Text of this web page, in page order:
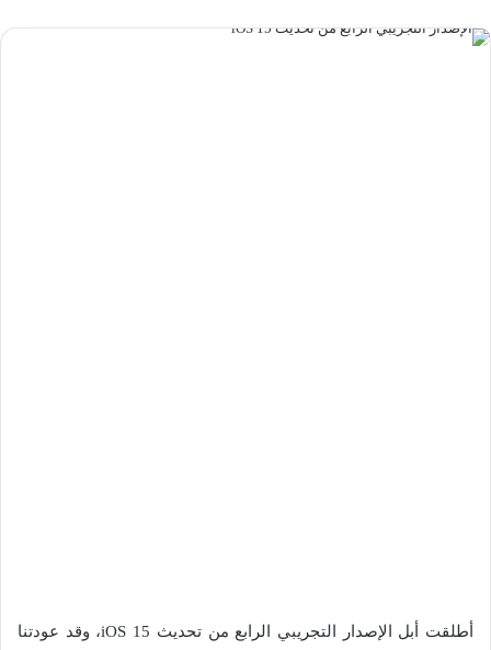
أطلقت أبل الإصدار التجريبي الرابع من تحديث iOS 15، وقد عودتنا